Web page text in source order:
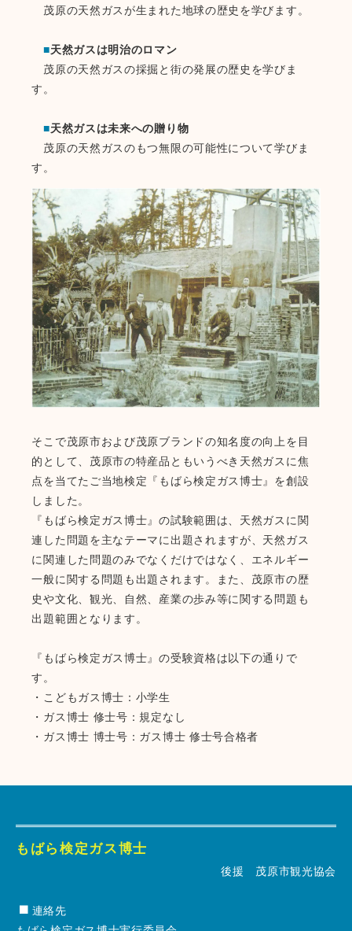
茂原の天然ガスが生まれた地球の歴史を学びます。
■天然ガスは明治のロマン
茂原の天然ガスの採掘と街の発展の歴史を学びま
す。
■天然ガスは未来への贈り物
茂原の天然ガスのもつ無限の可能性について学びま
す。
そこで茂原市および茂原ブランドの知名度の向上を目
的として、茂原市の特産品ともいうべき天然ガスに焦
点を当てたご当地検定『もばら検定ガス博士』を創設
しました。
『もばら検定ガス博士』の試験範囲は、天然ガスに関
連した問題を主なテーマに出題されますが、天然ガス
に関連した問題のみでなくだけではなく、エネルギー
一般に関する問題も出題されます。また、茂原市の歴
史や文化、観光、自然、産業の歩み等に関する問題も
出題範囲となります。
『もばら検定ガス博士』の受験資格は以下の通りで
す。
・こどもガス博士：小学生
・ガス博士 修士号：規定なし
・ガス博士 博士号：ガス博士 修士号合格者
もばら検定ガス博士
後援 茂原市観光協会
連絡先